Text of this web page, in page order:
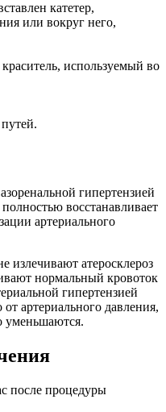
катетер,
или вокруг него,
используемый во
гипертензией
восстанавливает
артериального
излечивают атеросклероз
нормальный кровоток
гипертензией
артериального давления,
уменьшаются.
после процедуры